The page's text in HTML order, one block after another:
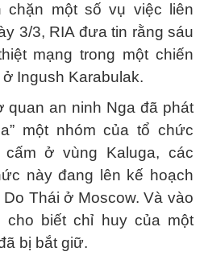
chặn một số vụ việc liên
3/3, RIA đưa tin rằng sáu
mạng trong một chiến
Ingush Karabulak.
quan an ninh Nga đã phát
một nhóm của tổ chức
cấm ở vùng Kaluga, các
này đang lên kế hoạch
Thái ở Moscow. Và vào
cho biết chỉ huy của một
bị bắt giữ.